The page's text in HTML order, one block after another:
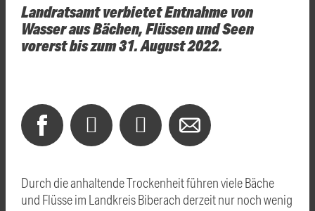
Landratsamt verbietet Entnahme von
Wasser aus Bächen, Flüssen und Seen
vorerst bis zum 31. August 2022.
Durch die anhaltende Trockenheit führen viele Bäche
und Flüsse im Landkreis Biberach derzeit nur noch wenig